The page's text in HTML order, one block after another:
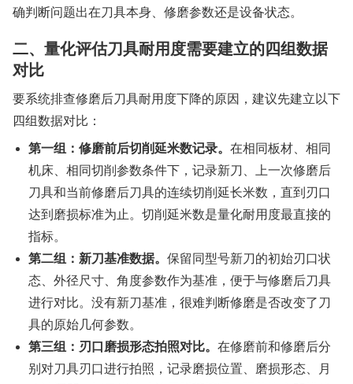
确判断问题出在刀具本身、修磨参数还是设备状态。
二、量化评估刀具耐用度需要建立的四组数据
对比
要系统排查修磨后刀具耐用度下降的原因，建议先建立以下
四组数据对比：
第一组：修磨前后切削延米数记录。 在相同板材、相同
机床、相同切削参数条件下，记录新刀、上一次修磨后
刀具和当前修磨后刀具的连续切削延长米数，直到刃口
达到磨损标准为止。切削延米数是量化耐用度最直接的
指标。
第二组：新刀基准数据。 保留同型号新刀的初始刃口状
态、外径尺寸、角度参数作为基准，便于与修磨后刀具
进行对比。没有新刀基准，很难判断修磨是否改变了刀
具的原始几何参数。
第三组：刃口磨损形态拍照对比。 在修磨前和修磨后分
别对刀具刃口进行拍照，记录磨损位置、磨损形态、月